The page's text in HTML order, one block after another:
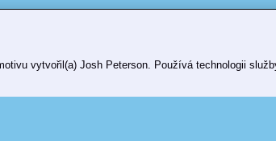
vytvořil(a) Josh Peterson. Používá technologii